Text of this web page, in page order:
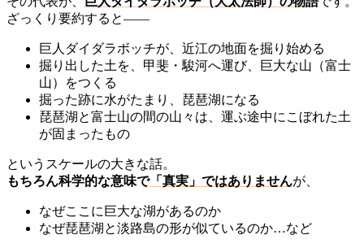
ざっくり要約すると——
巨人ダイダラボッチが、近江の地面を掘り始める
掘り出した土を、甲斐・駿河へ運び、巨大な山（富士
山）をつくる
掘った跡に水がたまり、琵琶湖になる
琵琶湖と富士山の間の山々は、運ぶ途中にこぼれた土
が固まったもの
というスケールの大きな話。
もちろん科学的な意味で「真実」ではありませんが、
なぜここに巨大な湖があるのか
なぜ琵琶湖と淡路島の形が似ているのか…など